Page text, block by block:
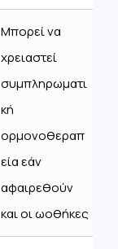
Μπορεί να
χρειαστεί
συμπληρωματι
κή
ορμονοθεραπ
εία εάν
αφαιρεθούν
και οι ωοθήκες